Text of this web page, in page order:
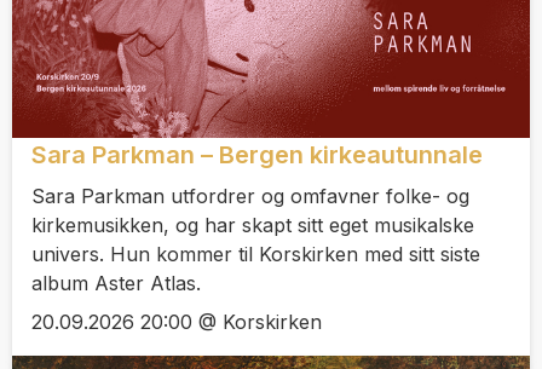
Sara Parkman – Bergen kirkeautunnale
Sara Parkman utfordrer og omfavner folke- og
kirkemusikken, og har skapt sitt eget musikalske
univers. Hun kommer til Korskirken med sitt siste
album Aster Atlas.
20.09.2026 20:00 @ Korskirken